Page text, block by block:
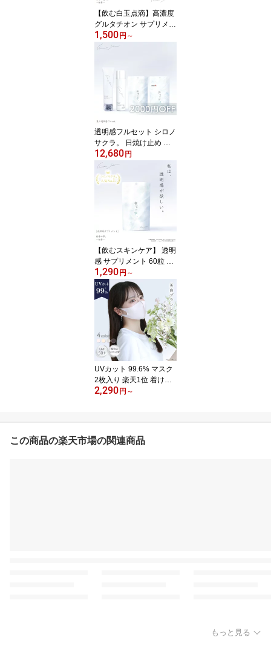
【飲む白玉点滴】高濃度
グルタチオン サプリメン
ト 大容量135粒 リポソー
ム ビタミンC 22,770mg
雪の透水。グルタチオン
含有酵母エキス 7,650mg
バイオぺリン 1日3回飲
むだけ 日本製
1,500円 ～
透明感フルセット シロノ
サクラ。 日焼け止め 美
容UVジェル 濃美容UVス
プレー 透明感サプリメン
ト 太陽対策サプリメント
送料無料
12,680円
【飲むスキンケア】 透明
感 サプリメント 60粒 1
日2粒飲むだけ 糖化ケア
桜雪の雫。 AGハーブMI
X 250mg サトナシール 1
00mg ヒシエキス 100mg
桜の花 Lシスチン ローズ
ヒップ ビタミンC リコピ
ン アスタキサンチン 日
本製 炭水化物 ＼リピー
ト率93.1%／
1,290円 ～
UVカット 99.6% マスク
2枚入り 楽天1位 着ける
スキンケア 美白スキン
れ 防止 肌に優しい 3Dフ
ィット型 小顔 マスク荒
2,290円 ～
この商品の楽天市場の関連商品
もっと見る